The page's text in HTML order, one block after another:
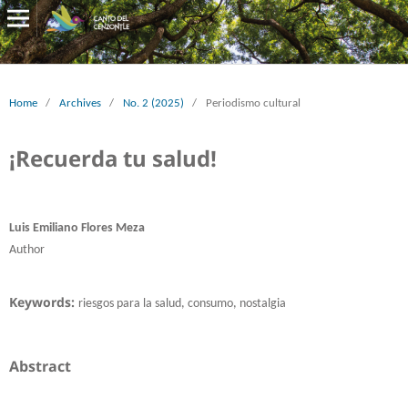
Home / Archives / No. 2 (2025) / Periodismo cultural
¡Recuerda tu salud!
Luis Emiliano Flores Meza
Author
Keywords: riesgos para la salud, consumo, nostalgia
Abstract